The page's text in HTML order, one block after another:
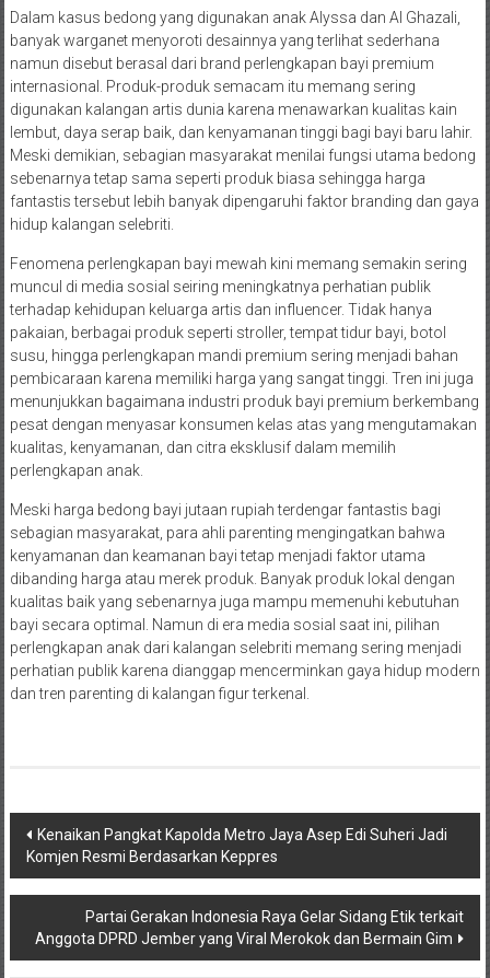
Dalam kasus bedong yang digunakan anak Alyssa dan Al Ghazali,
banyak warganet menyoroti desainnya yang terlihat sederhana
namun disebut berasal dari brand perlengkapan bayi premium
internasional. Produk-produk semacam itu memang sering
digunakan kalangan artis dunia karena menawarkan kualitas kain
lembut, daya serap baik, dan kenyamanan tinggi bagi bayi baru lahir.
Meski demikian, sebagian masyarakat menilai fungsi utama bedong
sebenarnya tetap sama seperti produk biasa sehingga harga
fantastis tersebut lebih banyak dipengaruhi faktor branding dan gaya
hidup kalangan selebriti.
Fenomena perlengkapan bayi mewah kini memang semakin sering
muncul di media sosial seiring meningkatnya perhatian publik
terhadap kehidupan keluarga artis dan influencer. Tidak hanya
pakaian, berbagai produk seperti stroller, tempat tidur bayi, botol
susu, hingga perlengkapan mandi premium sering menjadi bahan
pembicaraan karena memiliki harga yang sangat tinggi. Tren ini juga
menunjukkan bagaimana industri produk bayi premium berkembang
pesat dengan menyasar konsumen kelas atas yang mengutamakan
kualitas, kenyamanan, dan citra eksklusif dalam memilih
perlengkapan anak.
Meski harga bedong bayi jutaan rupiah terdengar fantastis bagi
sebagian masyarakat, para ahli parenting mengingatkan bahwa
kenyamanan dan keamanan bayi tetap menjadi faktor utama
dibanding harga atau merek produk. Banyak produk lokal dengan
kualitas baik yang sebenarnya juga mampu memenuhi kebutuhan
bayi secara optimal. Namun di era media sosial saat ini, pilihan
perlengkapan anak dari kalangan selebriti memang sering menjadi
perhatian publik karena dianggap mencerminkan gaya hidup modern
dan tren parenting di kalangan figur terkenal.
Navigasi
pos
Kenaikan Pangkat Kapolda Metro Jaya Asep Edi Suheri Jadi
Komjen Resmi Berdasarkan Keppres
Partai Gerakan Indonesia Raya Gelar Sidang Etik terkait
Anggota DPRD Jember yang Viral Merokok dan Bermain Gim